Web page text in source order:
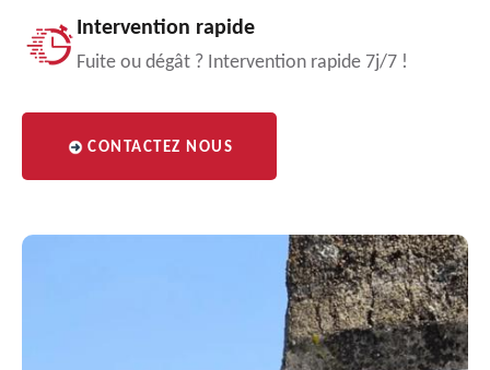
Intervention rapide
Fuite ou dégât ? Intervention rapide 7j/7 !
CONTACTEZ NOUS